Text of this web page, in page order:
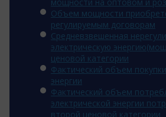
Объем мощности
регулируемым договорам
Средневзвешенная
электрическую
ценовой категории
Фактический объем
энергии
Фактический объем
электрической энергии
второй ценовой категории